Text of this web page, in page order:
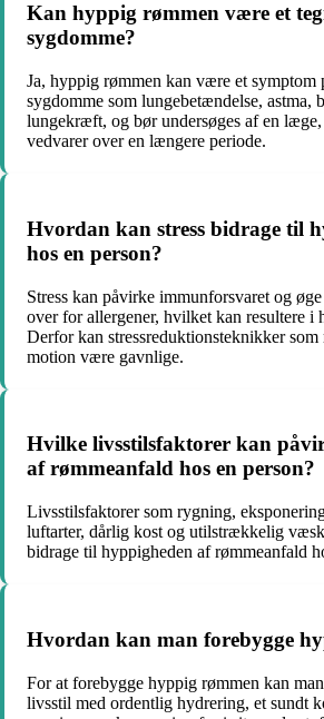
Kan hyppig rømmen være et
sygdomme?
Ja, hyppig rømmen kan være et symptom
sygdomme som lungebetændelse, astma,
lungekræft, og bør undersøges af en
vedvarer over en længere periode.
Hvordan kan stress bidrage til
hos en person?
Stress kan påvirke immunforsvaret og
over for allergener, hvilket kan resultere i
Derfor kan stressreduktionsteknikker
motion være gavnlige.
Hvilke livsstilsfaktorer kan
af rømmeanfald hos en person?
Livsstilsfaktorer som rygning,
luftarter, dårlig kost og utilstrækkelig
bidrage til hyppigheden af rømmeanfald
Hvordan kan man forebygge
For at forebygge hyppig rømmen kan
livsstil med ordentlig hydrering, et sundt